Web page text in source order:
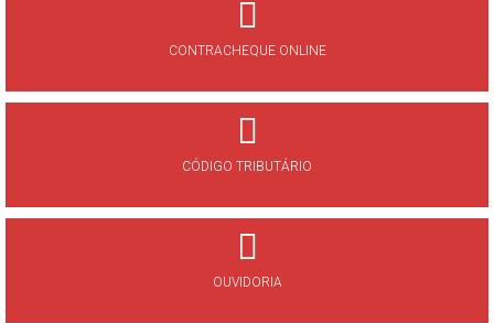
CONTRACHEQUE ONLINE
CÓDIGO TRIBUTÁRIO
OUVIDORIA